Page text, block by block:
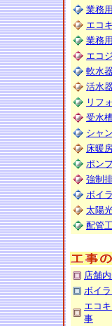
業務
エコ
業務
エコ
軟水
活水
リフ
受水
シャ
床暖
ポン
強制
ボイ
太陽
配管
店舗
ボイ
エコ
事